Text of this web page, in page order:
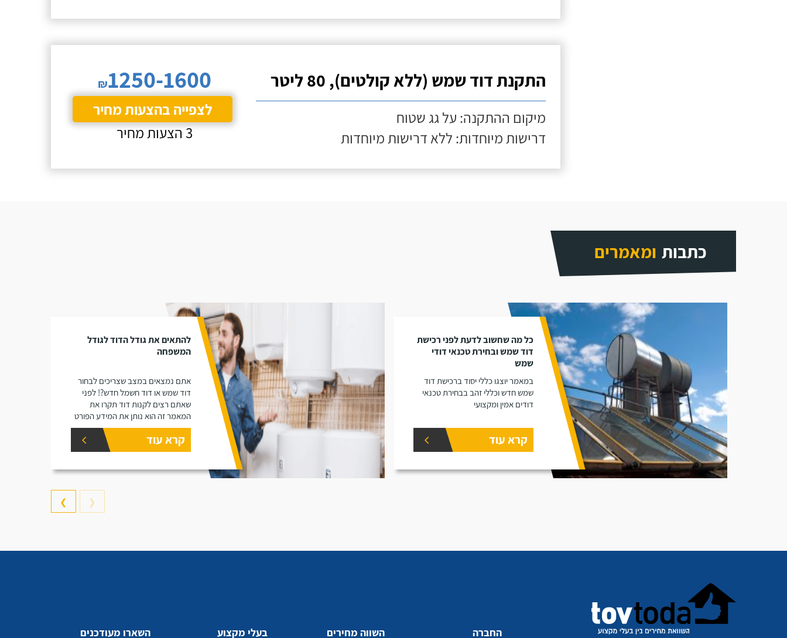
התקנת דוד שמש (ללא קולטים), 80 ליטר
מיקום ההתקנה: על גג שטוח
דרישות מיוחדות: ללא דרישות מיוחדות
₪1250-1600
לצפייה בהצעות מחיר
3 הצעות מחיר
כתבות ומאמרים
כל מה שחשוב לדעת לפני רכישת
דוד שמש ובחירת טכנאי דודי
שמש
במאמר יוצגו כללי יסוד ברכישת דוד
שמש חדש וכללי זהב בבחירת טכנאי
דודים אמין ומקצועי
קרא עוד
להתאים את גודל הדוד לגודל
המשפחה
אתם נמצאים במצב שצריכים לבחור
דוד שמש או דוד חשמל חדש?! לפני
שאתם רצים לקנות דוד תקרו את
המאמר זה הוא נותן את המידע הפורט
על נפחים שונים של דודים ואיזה דוד
הכי יתאים עבורכם.
קרא עוד
❮
❯
החברה השווה מחירים בעלי מקצוע השארו מעודכנים